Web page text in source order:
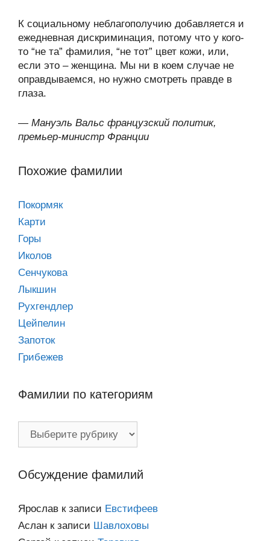
К социальному неблагополучию добавляется и
ежедневная дискриминация, потому что у кого-
то “не та” фамилия, “не тот” цвет кожи, или,
если это – женщина. Мы ни в коем случае не
оправдываемся, но нужно смотреть правде в
глаза.
— Мануэль Вальс французский политик,
премьер-министр Франции
Похожие фамилии
Покормяк
Карти
Горы
Иколов
Сенчукова
Лыкшин
Рухгендлер
Цейпелин
Запоток
Грибежев
Фамилии по категориям
Обсуждение фамилий
Ярослав к записи Евстифеев
Аслан к записи Шавлоховы